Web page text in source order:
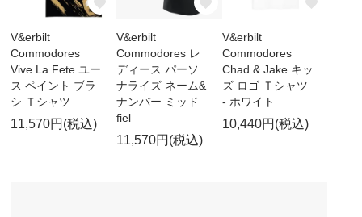
V&erbilt
Commodores
Vive La Fete ユー
ス ペイント ブラ
シ Ｔシャツ
11,570円(税込)
V&erbilt
Commodores レ
ディース パーソ
ナライズ ネーム&
ナンバー ミッド
fiel
11,570円(税込)
V&erbilt
Commodores
Chad & Jake キッ
ズ ロゴ Ｔシャツ
- ホワイト
10,440円(税込)